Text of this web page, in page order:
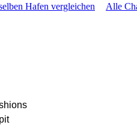
Hafen vergleichen Alle